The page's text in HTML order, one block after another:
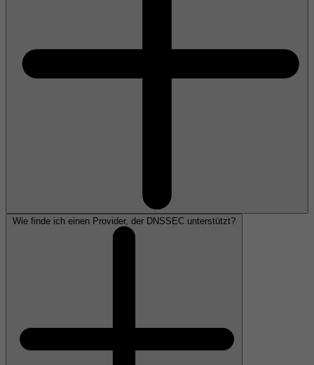
Wie finde ich einen Provider, der DNSSEC unterstützt?